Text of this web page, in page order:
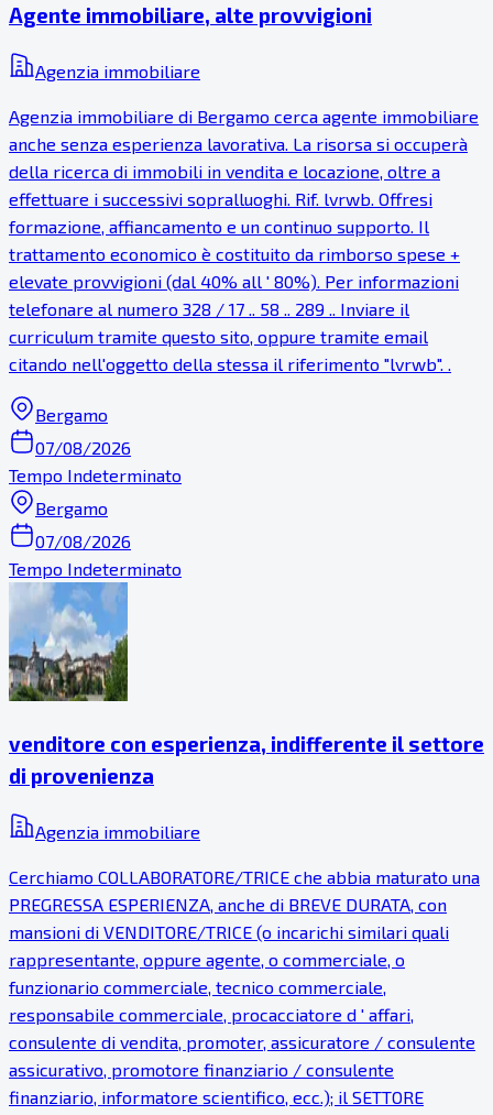
Agente immobiliare, alte provvigioni
Agenzia immobiliare
Agenzia immobiliare di Bergamo cerca agente immobiliare
anche senza esperienza lavorativa. La risorsa si occuperà
della ricerca di immobili in vendita e locazione, oltre a
effettuare i successivi sopralluoghi. Rif. lvrwb. Offresi
formazione, affiancamento e un continuo supporto. Il
trattamento economico è costituito da rimborso spese +
elevate provvigioni (dal 40% all ' 80%). Per informazioni
telefonare al numero 328 / 17 .. 58 .. 289 .. Inviare il
curriculum tramite questo sito, oppure tramite email
citando nell'oggetto della stessa il riferimento "lvrwb". .
Bergamo
07/08/2026
Tempo Indeterminato
Bergamo
07/08/2026
Tempo Indeterminato
venditore con esperienza, indifferente il settore
di provenienza
Agenzia immobiliare
Cerchiamo COLLABORATORE/TRICE che abbia maturato una
PREGRESSA ESPERIENZA, anche di BREVE DURATA, con
mansioni di VENDITORE/TRICE (o incarichi similari quali
rappresentante, oppure agente, o commerciale, o
funzionario commerciale, tecnico commerciale,
responsabile commerciale, procacciatore d ' affari,
consulente di vendita, promoter, assicuratore / consulente
assicurativo, promotore finanziario / consulente
finanziario, informatore scientifico, ecc.); il SETTORE